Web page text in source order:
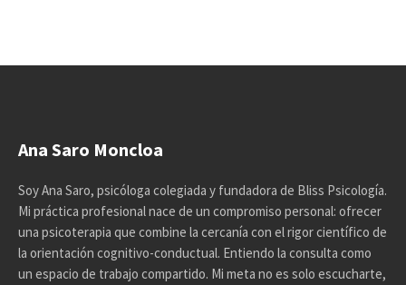
Ana Saro Moncloa
Soy Ana Saro, psicóloga colegiada y fundadora de Bliss Psicología.
Mi práctica profesional nace de un compromiso personal: ofrecer
una psicoterapia que combine la cercanía con el rigor científico de
la orientación cognitivo-conductual. Entiendo la consulta como
un espacio de trabajo compartido. Mi meta no es solo escucharte,